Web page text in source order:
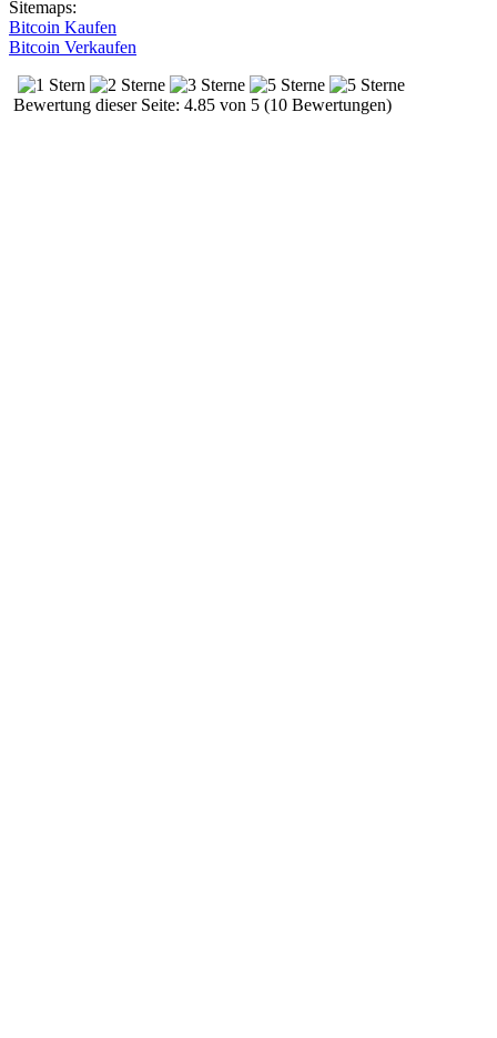
Sitemaps:
Bitcoin Kaufen
Bitcoin Verkaufen
Bewertung dieser Seite: 4.85 von 5 (10 Bewertungen)